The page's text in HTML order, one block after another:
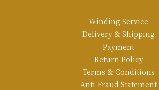
Winding Service
Delivery & Shipping
Payment
Return Policy
Terms & Conditions
Anti-Fraud Statement